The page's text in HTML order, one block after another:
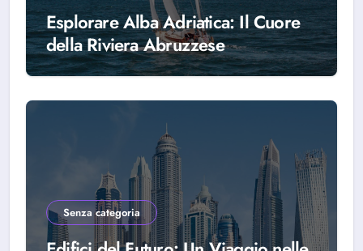
Esplorare Alba Adriatica: Il Cuore
della Riviera Abruzzese
Senza categoria